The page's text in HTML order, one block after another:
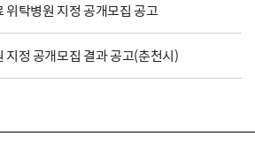
위탁병원 지정 공개모집 공고
지정 공개모집 결과 공고(춘천시)